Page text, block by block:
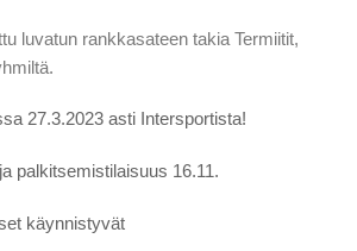
luvatun rankkasateen takia Termiitit,
27.3.2023 asti Intersportista!
palkitsemistilaisuus 16.11.
käynnistyvät